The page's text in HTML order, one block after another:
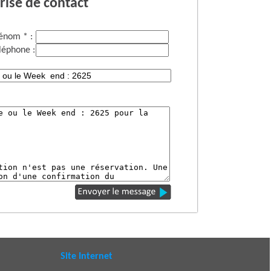
de contact
* :
:
Site Internet